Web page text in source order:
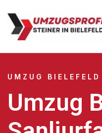
UMZUG
Umzug